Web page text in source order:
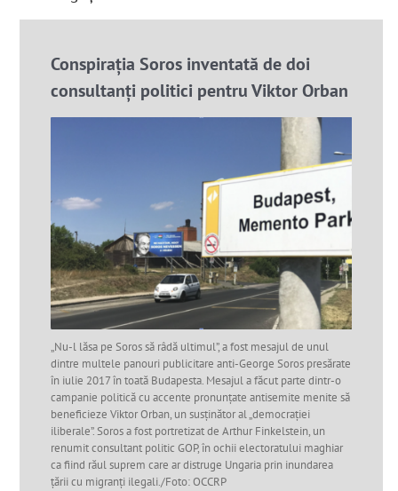
Conspirația Soros inventată de doi
consultanți politici pentru Viktor Orban
„Nu-l lăsa pe Soros să râdă ultimul”, a fost mesajul de unul
dintre multele panouri publicitare anti-George Soros presărate
în iulie 2017 în toată Budapesta. Mesajul a făcut parte dintr-o
campanie politică cu accente pronunțate antisemite menite să
beneficieze Viktor Orban, un susținător al „democrației
iliberale”. Soros a fost portretizat de Arthur Finkelstein, un
renumit consultant politic GOP, în ochii electoratului maghiar
ca fiind răul suprem care ar distruge Ungaria prin inundarea
țării cu migranți ilegali./Foto: OCCRP